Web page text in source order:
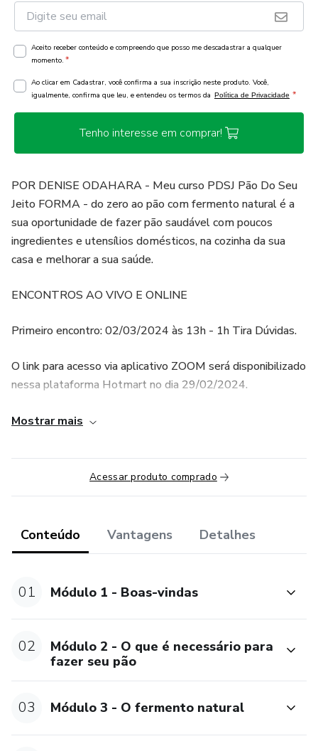
Aceito receber conteúdo e compreendo que posso me descadastrar a qualquer
momento. *
Ao clicar em Cadastrar, você confirma a sua inscrição neste produto. Você,
igualmente, confirma que leu, e entendeu os termos da Política de Privacidade *
Tenho interesse em comprar!
POR DENISE ODAHARA - Meu curso PDSJ Pão Do Seu
Jeito FORMA - do zero ao pão com fermento natural é a
sua oportunidade de fazer pão saudável com poucos
ingredientes e utensílios domésticos, na cozinha da sua
casa e melhorar a sua saúde.
ENCONTROS AO VIVO E ONLINE
Primeiro encontro: 02/03/2024 às 13h - 1h Tira Dúvidas.
O link para acesso via aplicativo ZOOM será disponibilizado
nessa plataforma Hotmart no dia 29/02/2024.
https://us05web.zoom.us/j/85355610540?
Segundo encontro: 16/03/2024 às 19h – 1h Tira Dúvidas.
aqui no dia 14/03/2024.
Mostrar mais
Acessar produto comprado
Conteúdo Vantagens Detalhes
01 Módulo 1 - Boas-vindas
02
Módulo 2 - O que é necessário para
fazer seu pão
03 Módulo 3 - O fermento natural